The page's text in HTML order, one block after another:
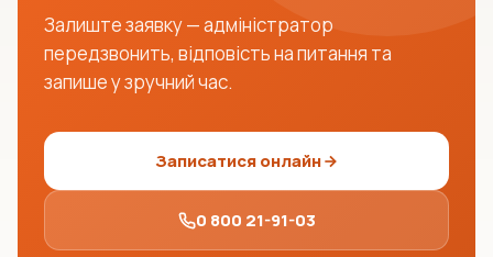
Залиште заявку — адміністратор
передзвонить, відповість на питання та
запише у зручний час.
Записатися онлайн
0 800 21-91-03